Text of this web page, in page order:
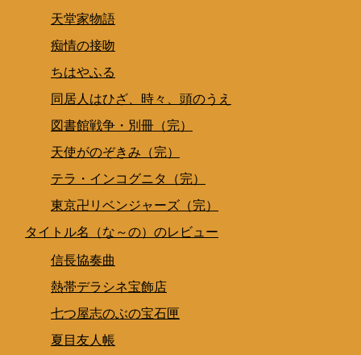
天堂家物語
痴情の接吻
ちはやふる
同居人はひざ、時々、頭のうえ
図書館戦争・別冊（完）
天使がのぞきみ（完）
テラ・インコグニタ（完）
東京卍リベンジャーズ（完）
タイトル名（な～の）のレビュー
信長協奏曲
熱帯デラシネ宝飾店
七つ屋志のぶの宝石匣
夏目友人帳